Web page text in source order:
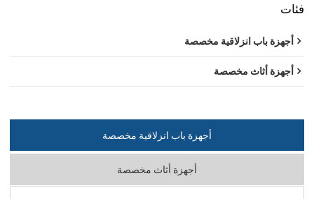
فئات
أجهزة باب انزلاقية مخصصة
أجهزة أثاث مخصصة
أجهزة باب انزلاقية مخصصة
أجهزة أثاث مخصصة